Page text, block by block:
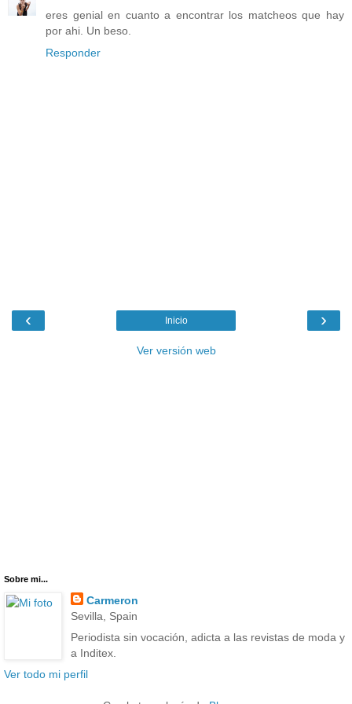
eres genial en cuanto a encontrar los matcheos que hay
por ahi. Un beso.
Responder
‹ ›
Inicio
Ver versión web
Sobre mi...
Carmeron
Sevilla, Spain
Periodista sin vocación, adicta a las revistas de moda y
a Inditex.
Ver todo mi perfil